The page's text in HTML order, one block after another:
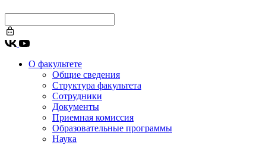
О факультете
Общие сведения
Структура факультета
Сотрудники
Документы
Приемная комиссия
Образовательные программы
Наука